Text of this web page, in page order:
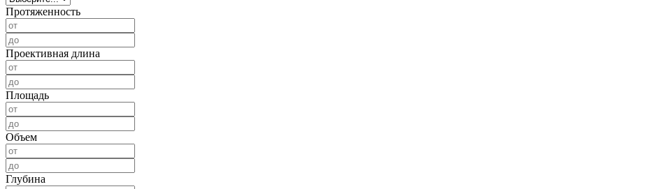
Протяженность
Проективная длина
Площадь
Объем
Глубина